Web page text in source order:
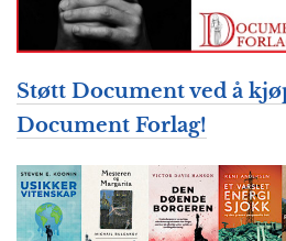
Støtt Documentved å
Document Forlag!